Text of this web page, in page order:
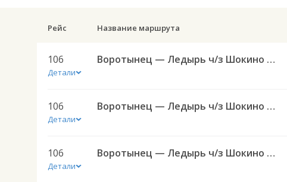
Рейс Название маршрута
106
Детали
Воротынец — Ледырь ч/з Шокино 106
106
Детали
Воротынец — Ледырь ч/з Шокино 106
106
Детали
Воротынец — Ледырь ч/з Шокино 106